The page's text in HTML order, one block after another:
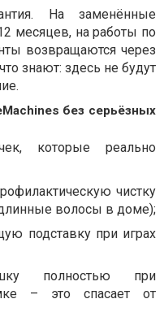
На заменённые
месяцев, на работы по
возвращаются через
знают: здесь не будут
без серьёзных
которые реально
чистку
волосы в доме);
подставку при играх
полностью при
– это спасает от